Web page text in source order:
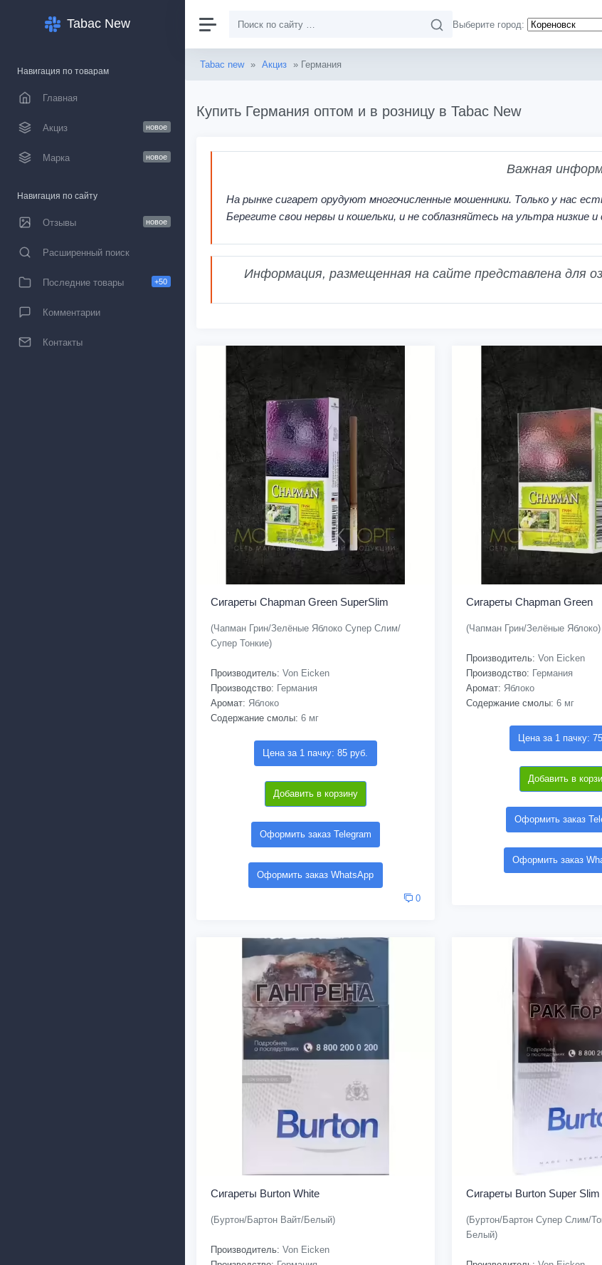
Tabac New
Навигация по товарам
Главная
Акциз новое
Марка новое
Навигация по сайту
Отзывы новое
Расширенный поиск
Последние товары +50
Комментарии
Контакты
Выберите город:
Tabac new » Акциз » Германия
Купить Германия оптом и в розницу в Tabac New
Важная
На рынке сигарет орудуют многочисленные мошенники. Только у нас
Берегите свои нервы и кошельки, и не соблазняйтесь на ультра низкие
Информация, размещенная на сайте представлена для
Сигареты Chapman Green SuperSlim
(Чапман Грин/Зелёные Яблоко Супер Слим/
Супер Тонкие)
Производитель: Von Eicken
Производство: Германия
Аромат: Яблоко
Содержание смолы: 6 мг
Цена за 1 пачку: 85 руб.
Добавить в корзину
Оформить заказ Telegram
Оформить заказ WhatsApp
0
Сигареты Chapman Green
(Чапман Грин/Зелёные Яблоко)
Производитель: Von Eicken
Производство: Германия
Аромат: Яблоко
Содержание смолы: 6 мг
Цена за 1 пачку:
Добавить в
Оформить заказ
Оформить заказ
Сигареты Burton White
(Буртон/Бартон Вайт/Белый)
Производитель: Von Eicken
Сигареты Burton Super Slim
(Буртон/Бартон Супер Слим/
Белый)